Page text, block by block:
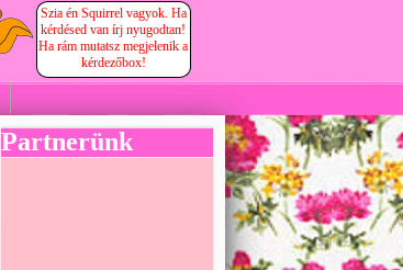
Szia én Squirrel vagyok. Ha
kérdésed van írj nyugodtan!
Ha rám mutatsz megjelenik a
kérdezőbox!
Partnerünk